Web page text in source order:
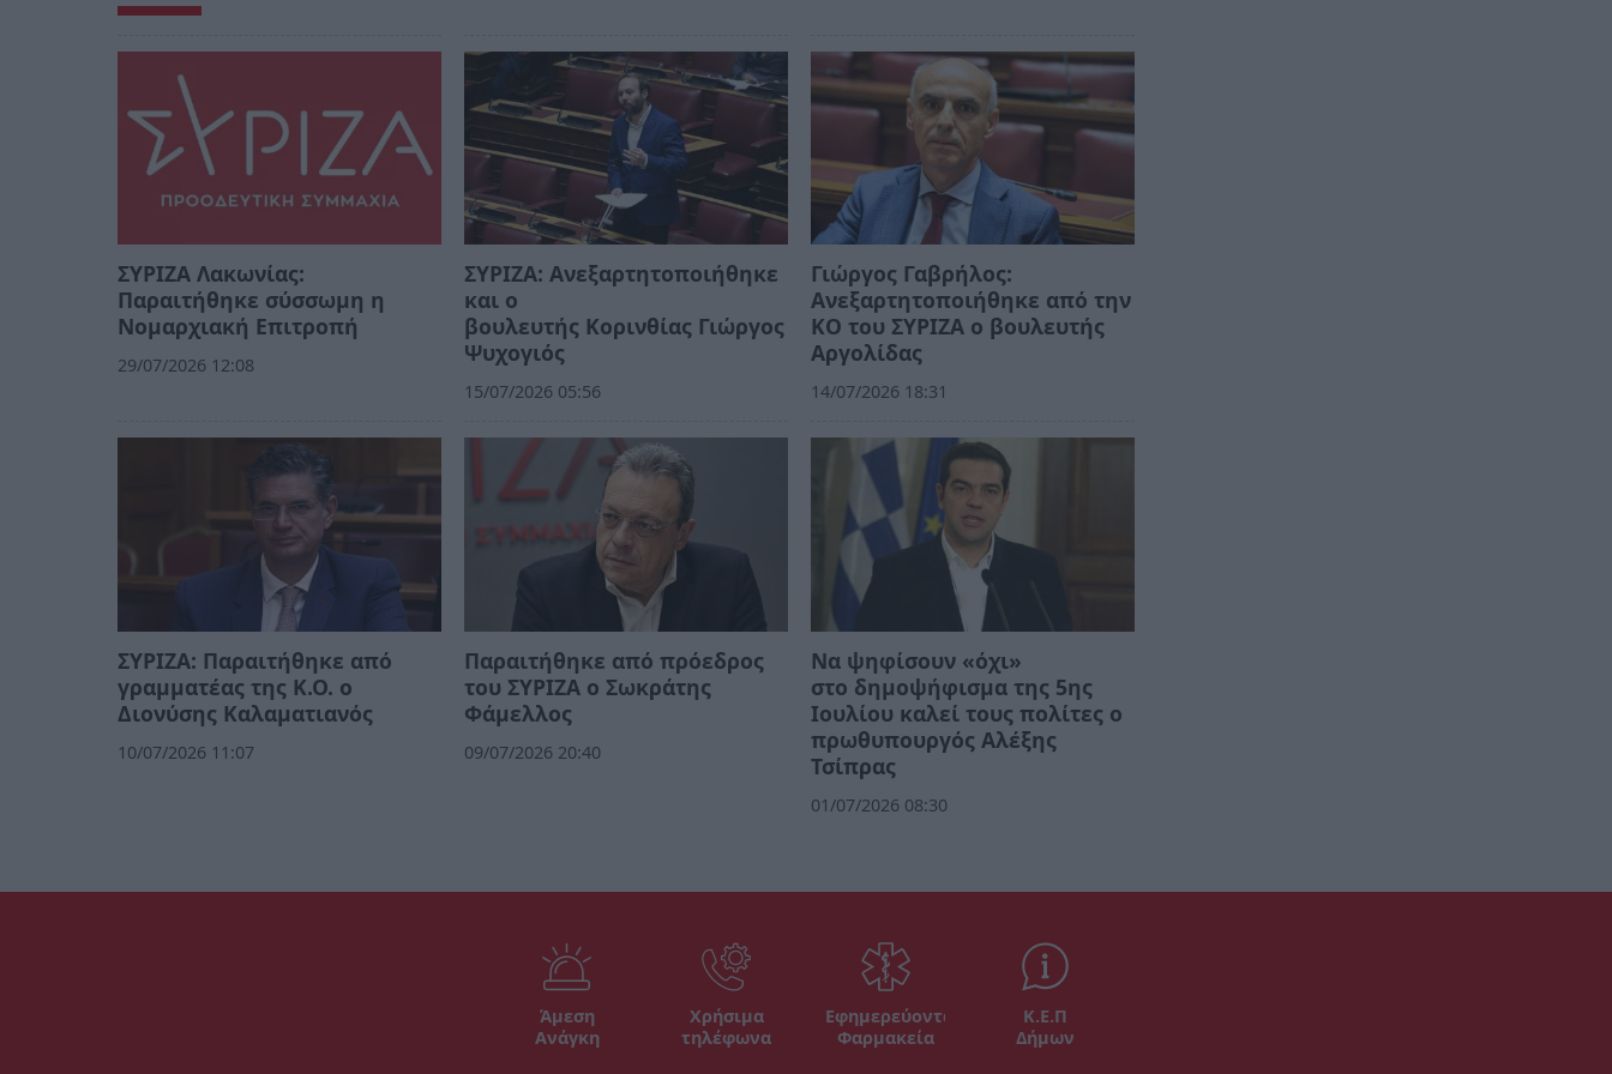
ΣΥΡΙΖΑ Λακωνίας:
Παραιτήθηκε σύσσωμη η
Νομαρχιακή Επιτροπή
29/07/2026 12:08
ΣΥΡΙΖΑ: Aνεξαρτητοποιήθηκε
και ο
βουλευτής Κορινθίας Γιώργος
Ψυχογιός
15/07/2026 05:56
Γιώργος Γαβρήλος:
Ανεξαρτητοποιήθηκε από την
ΚΟ του ΣΥΡΙΖΑ ο βουλευτής
Αργολίδας
14/07/2026 18:31
ΣΥΡΙΖΑ: Παραιτήθηκε από
γραμματέας της Κ.Ο. ο
Διονύσης Καλαματιανός
10/07/2026 11:07
Παραιτήθηκε από πρόεδρος
του ΣΥΡΙΖΑ ο Σωκράτης
Φάμελλος
09/07/2026 20:40
Να ψηφίσουν «όχι»
στο δημοψήφισμα της 5ης
Ιουλίου καλεί τους πολίτες ο
πρωθυπουργός Αλέξης
Τσίπρας
01/07/2026 08:30
Άμεση
Ανάγκη
Χρήσιμα
τηλέφωνα
Εφημερεύοντα
Φαρμακεία
Κ.Ε.Π
Δήμων